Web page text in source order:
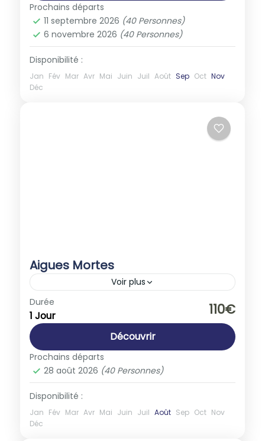
Prochains départs
11 septembre 2026 (40 Personnes)
6 novembre 2026 (40 Personnes)
Disponibilité :
Jan Fév Mar Avr Mai Juin Juil Août Sep Oct Nov
Déc
Aigues Mortes
Voir plus
Europe
1-40 People
Durée
1 Jour 110€
Découvrir
Prochains départs
28 août 2026 (40 Personnes)
Disponibilité :
Jan Fév Mar Avr Mai Juin Juil Août Sep Oct Nov
Déc